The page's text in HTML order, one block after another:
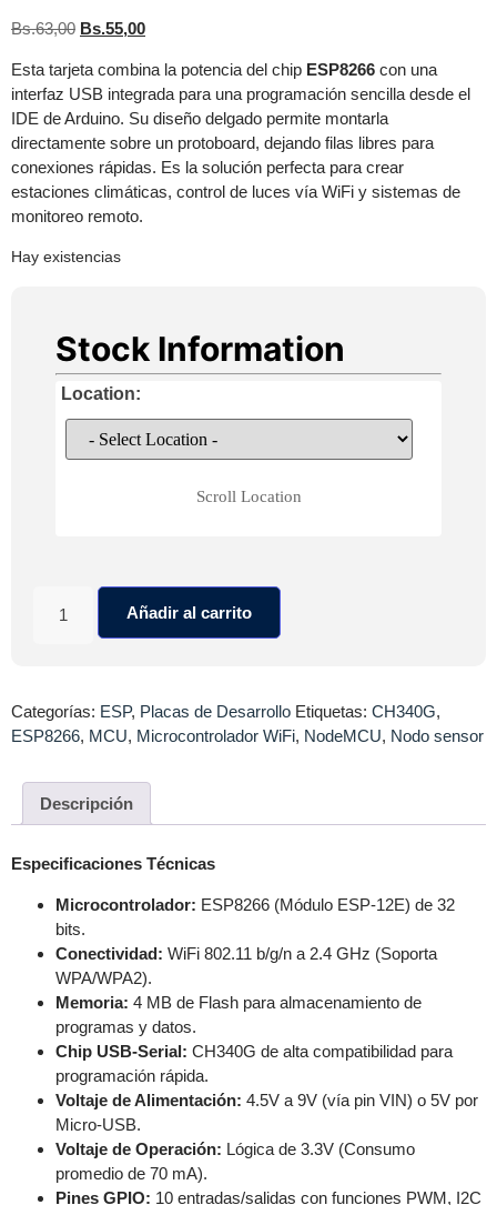
Bs.63,00 Bs.55,00
Esta tarjeta combina la potencia del chip ESP8266 con una
interfaz USB integrada para una programación sencilla desde el
IDE de Arduino. Su diseño delgado permite montarla
directamente sobre un protoboard, dejando filas libres para
conexiones rápidas. Es la solución perfecta para crear
estaciones climáticas, control de luces vía WiFi y sistemas de
monitoreo remoto.
Hay existencias
Stock Information
Location:
Scroll Location
Añadir al carrito
Categorías: ESP, Placas de Desarrollo Etiquetas: CH340G,
ESP8266, MCU, Microcontrolador WiFi, NodeMCU, Nodo sensor
Descripción
Especificaciones Técnicas
Microcontrolador: ESP8266 (Módulo ESP-12E) de 32
bits.
Conectividad: WiFi 802.11 b/g/n a 2.4 GHz (Soporta
WPA/WPA2).
Memoria: 4 MB de Flash para almacenamiento de
programas y datos.
Chip USB-Serial: CH340G de alta compatibilidad para
programación rápida.
Voltaje de Alimentación: 4.5V a 9V (vía pin VIN) o 5V por
Micro-USB.
Voltaje de Operación: Lógica de 3.3V (Consumo
promedio de 70 mA).
Pines GPIO: 10 entradas/salidas con funciones PWM, I2C